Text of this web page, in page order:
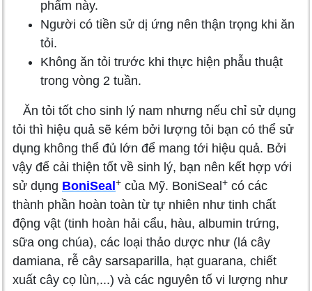
phẩm này.
Người có tiền sử dị ứng nên thận trọng khi ăn
tỏi.
Không ăn tỏi trước khi thực hiện phẫu thuật
trong vòng 2 tuần.
Ăn tỏi tốt cho sinh lý nam nhưng nếu chỉ sử dụng
tỏi thì hiệu quả sẽ kém bởi lượng tỏi bạn có thể sử
dụng không thể đủ lớn để mang tới hiệu quả. Bởi
vậy để cải thiện tốt về sinh lý, bạn nên kết hợp với
sử dụng BoniSeal + của Mỹ. BoniSeal + có các
thành phần hoàn toàn từ tự nhiên như tinh chất
động vật (tinh hoàn hải cẩu, hàu, albumin trứng,
sữa ong chúa), các loại thảo dược như (lá cây
damiana, rễ cây sarsaparilla, hạt guarana, chiết
xuất cây cọ lùn,...) và các nguyên tố vi lượng như